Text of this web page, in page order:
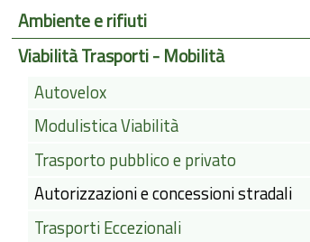
Ambiente e rifiuti
Viabilità Trasporti - Mobilità
Autovelox
Modulistica Viabilità
Trasporto pubblico e privato
Autorizzazioni e concessioni stradali
Trasporti Eccezionali